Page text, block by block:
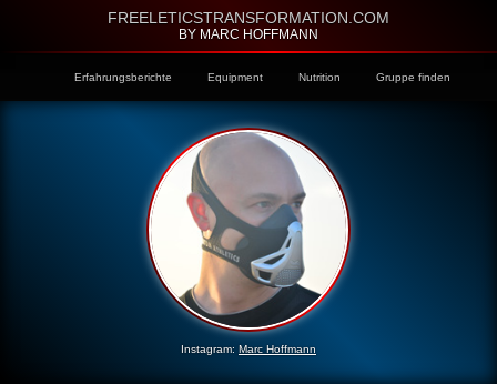
FREELETICSTRANSFORMATION.COM
BY MARC HOFFMANN
Erfahrungsberichte Equipment Nutrition Gruppe finden
Instagram: Marc Hoffmann